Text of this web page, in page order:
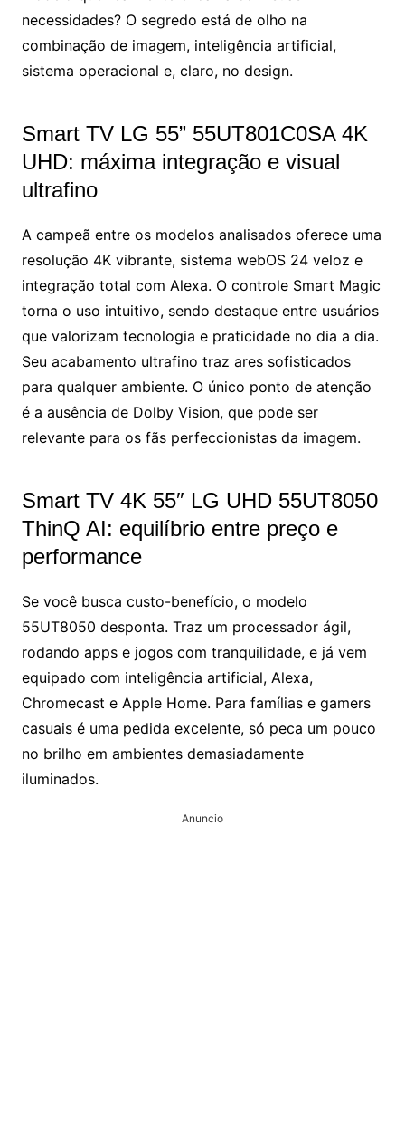
necessidades? O segredo está de olho na
combinação de imagem, inteligência artificial,
sistema operacional e, claro, no design.
Smart TV LG 55” 55UT801C0SA 4K
UHD: máxima integração e visual
ultrafino
A campeã entre os modelos analisados oferece uma
resolução 4K vibrante, sistema webOS 24 veloz e
integração total com Alexa. O controle Smart Magic
torna o uso intuitivo, sendo destaque entre usuários
que valorizam tecnologia e praticidade no dia a dia.
Seu acabamento ultrafino traz ares sofisticados
para qualquer ambiente. O único ponto de atenção
é a ausência de Dolby Vision, que pode ser
relevante para os fãs perfeccionistas da imagem.
Smart TV 4K 55″ LG UHD 55UT8050
ThinQ AI: equilíbrio entre preço e
performance
Se você busca custo-benefício, o modelo
55UT8050 desponta. Traz um processador ágil,
rodando apps e jogos com tranquilidade, e já vem
equipado com inteligência artificial, Alexa,
Chromecast e Apple Home. Para famílias e gamers
casuais é uma pedida excelente, só peca um pouco
no brilho em ambientes demasiadamente
iluminados.
Anuncio